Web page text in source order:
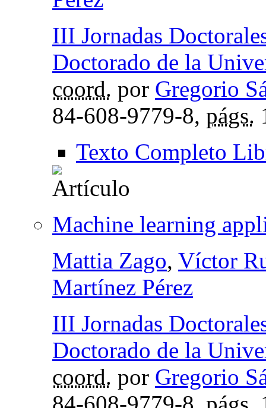
III Jornadas
Doctorado de la
coord. por Gregorio
84-608-9779-8, págs.
Texto Completo
Machine learning
Mattia Zago, Víctor
Martínez Pérez
III Jornadas
Doctorado de la
coord. por Gregorio